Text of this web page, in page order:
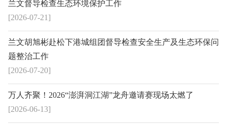
[2026-07-21]
兰文督导检查生态环境保护工作
[2026-07-20]
兰文胡旭彬赴松下港城组团督导检查安全生产及生态环保问
题整治工作
[2026-06-13]
万人齐聚！2026“澎湃洞江湖”龙舟邀请赛现场太燃了